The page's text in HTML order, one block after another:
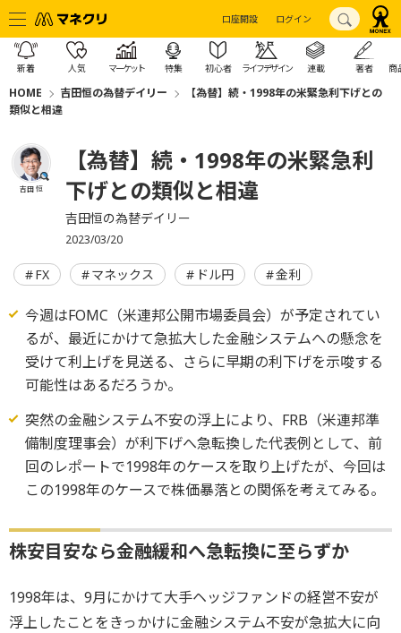
口座開設 ログイン
新着 人気 マーケット 特集 初心者 ライフデザイン 連載 著者 商
HOME 吉田恒の為替デイリー
【為替】続・1998年の米緊急利下げとの
類似と相違
吉田 恒
【為替】続・1998年の米緊急利
下げとの類似と相違
吉田恒の為替デイリー
2023/03/20
FX マネックス ドル円 金利
今週はFOMC（米連邦公開市場委員会）が予定されてい
るが、最近にかけて急拡大した金融システムへの懸念を
受けて利上げを見送る、さらに早期の利下げを示唆する
可能性はあるだろうか。
突然の金融システム不安の浮上により、FRB（米連邦準
備制度理事会）が利下げへ急転換した代表例として、前
回のレポートで1998年のケースを取り上げたが、今回は
この1998年のケースで株価暴落との関係を考えてみる。
株安目安なら金融緩和へ急転換に至らずか
1998年は、9月にかけて大手ヘッジファンドの経営不安が
浮上したことをきっかけに金融システム不安が急拡大に向